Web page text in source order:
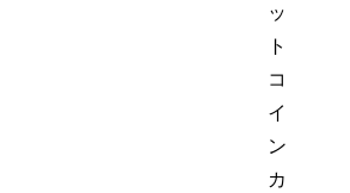
ッ
ト
コ
イ
ン
カ